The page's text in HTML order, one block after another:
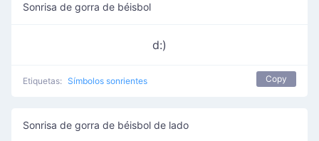
Sonrisa de gorra de béisbol
d:)
Etiquetas: Símbolos sonrientes Copy
Sonrisa de gorra de béisbol de lado